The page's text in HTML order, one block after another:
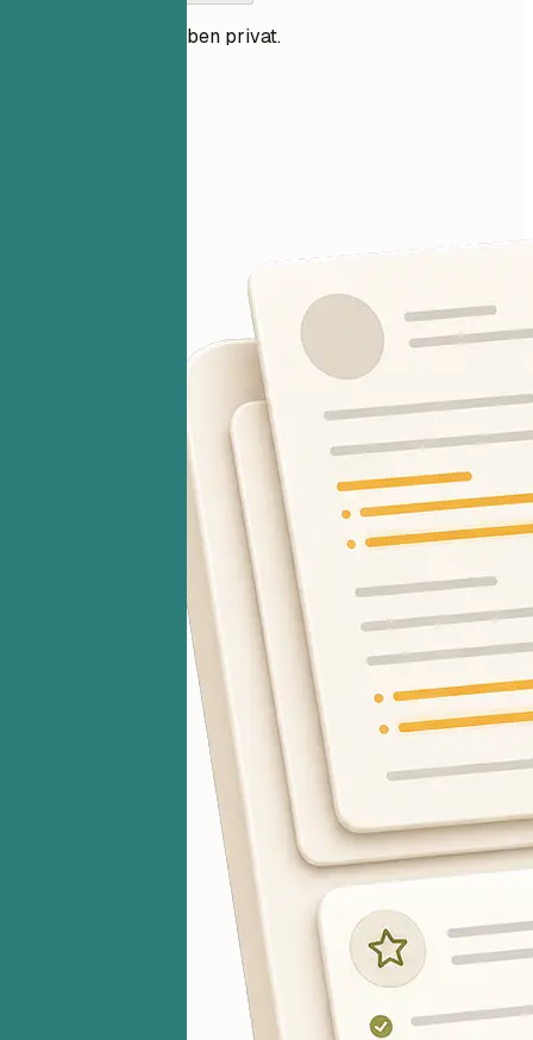
Deine Dateien bleiben privat.